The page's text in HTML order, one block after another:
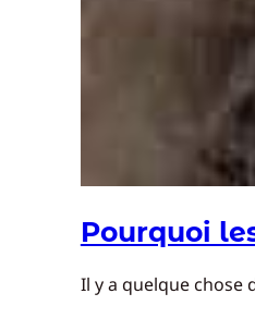
Pourquoi
Il y a quelque chose